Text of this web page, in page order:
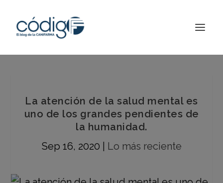
La atención de la salud mental es
uno de los grandes pendientes de
la humanidad.
Sep 16, 2020
Lo más reciente